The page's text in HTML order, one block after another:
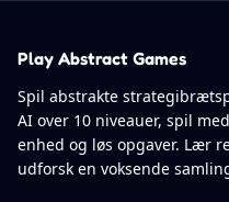
Play Abstract Games
Spil abstrakte
AI over 10 niveauer, spil
enhed og løs opgaver. Lær
udforsk en voksende